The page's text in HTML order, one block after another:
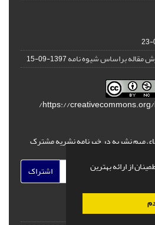
از ارائه بهترین
مقاله براساس شیوه نامه1397-09-15
https://
مهم نشریه در خبرنامه نشریه مشترک
اشتراک